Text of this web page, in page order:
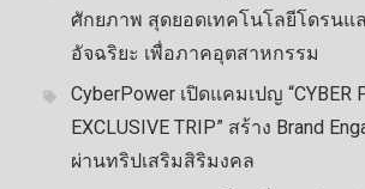
ศักยภาพ สุดยอดเทคโนโลยีโดรนแ
อัจฉริยะ เพื่อภาคอุตสาหกรรม
CyberPower เปิดแคมเปญ “CYBER
EXCLUSIVE TRIP” สร้าง Brand
ผ่านทริปเสริมสิริมงคล